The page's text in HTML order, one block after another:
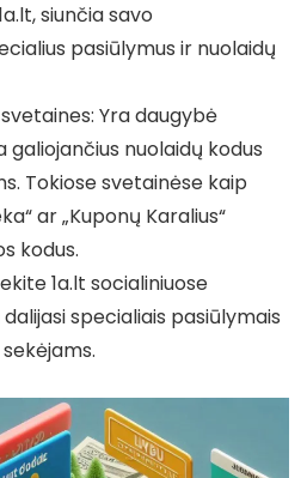
siunčia savo
pasiūlymus ir nuolaidų
Yra daugybė
galiojančius nuolaidų kodus
Tokiose svetainėse kaip
ar „Kuponų Karalius“
kodus.
1a.lt socialiniuose
specialiais pasiūlymais